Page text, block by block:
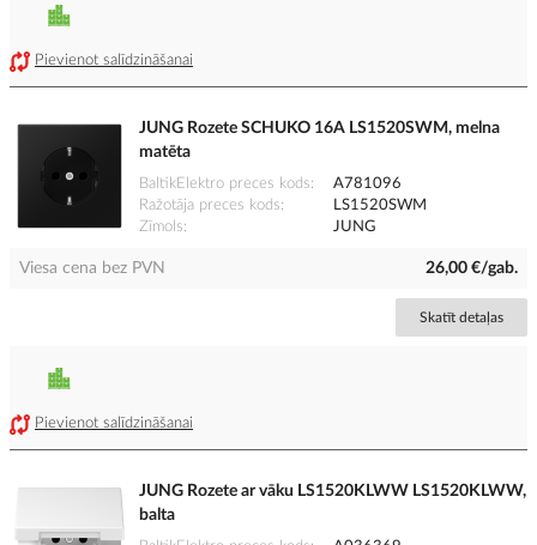
Pievienot salīdzināšanai
JUNG Rozete SCHUKO 16A LS1520SWM, melna
matēta
BaltikElektro preces kods
A781096
Ražotāja preces kods
LS1520SWM
Zīmols
JUNG
Viesa cena bez PVN 26,00 €/gab.
Skatīt detaļas
Pievienot salīdzināšanai
JUNG Rozete ar vāku LS1520KLWW LS1520KLWW,
balta